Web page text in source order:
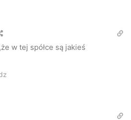
w tej spółce są jakieś